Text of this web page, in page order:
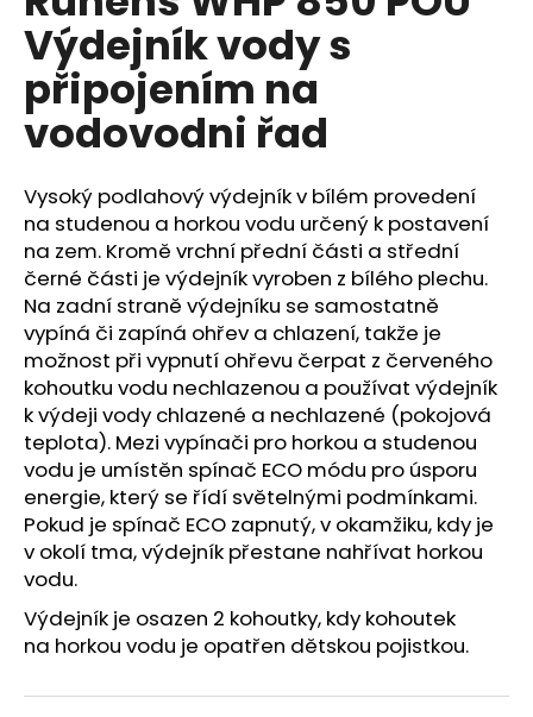
je
0,0
z
5
hvězdiček.
Výdejník vody s
připojením na
vodovodni řad
Vysoký podlahový výdejník v bílém provedení
na studenou a horkou vodu určený k postavení
na zem. Kromě vrchní přední části a střední
černé části je výdejník vyroben z bílého plechu.
Na zadní straně výdejníku se samostatně
vypíná či zapíná ohřev a chlazení, takže je
možnost při vypnutí ohřevu čerpat z červeného
kohoutku vodu nechlazenou a používat výdejník
k výdeji vody chlazené a nechlazené (pokojová
teplota). Mezi vypínači pro horkou a studenou
vodu je umístěn spínač ECO módu pro úsporu
energie, který se řídí světelnými podmínkami.
Pokud je spínač ECO zapnutý, v okamžiku, kdy je
v okolí tma, výdejník přestane nahřívat horkou
vodu.
Výdejník je osazen 2 kohoutky, kdy kohoutek
na horkou vodu je opatřen dětskou pojistkou.
a
j
í
t
?
HLEDAT
D
o
p
o
r
u
č
u
j
e
m